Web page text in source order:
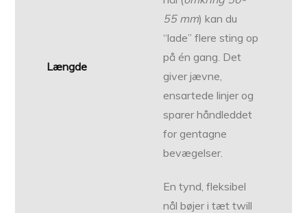
Længde
55 mm) kan du
“lade” flere sting op
på én gang. Det
giver jævne,
ensartede linjer og
sparer håndleddet
for gentagne
bevægelser.
En tynd, fleksibel
nål bøjer i tæt twill